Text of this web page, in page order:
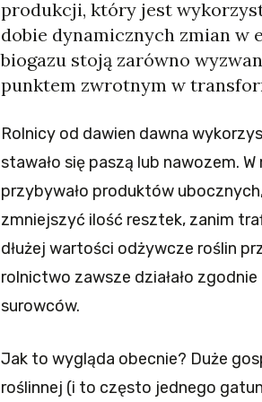
produkcji, który jest
dobie dynamicznych zmian w
biogazu stoją zarówno
punktem zwrotnym w
Rolnicy od dawien dawna
stawało się paszą lub nawozem.
przybywało produktów
zmniejszyć ilość resztek, zanim
dłużej wartości odżywcze roślin
rolnictwo zawsze działało
surowców.
Jak to wygląda obecnie? Duże
roślinnej (i to często jednego